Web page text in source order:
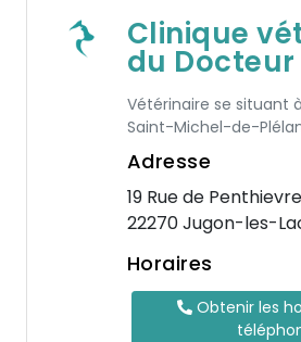
Clinique
du
Vétérinaire se situant
Saint-Michel-de-
Adresse
19 Rue de Penthievre
22270 Jugon-les-
Horaires
Obtenir les